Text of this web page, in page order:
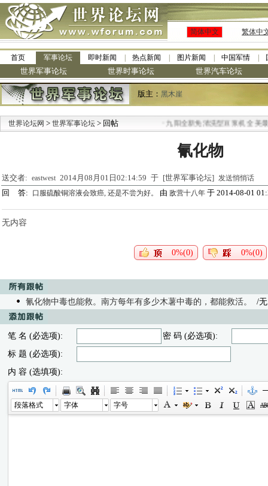
简体中文 繁体中
首页 军事论坛 即时新闻 热点新闻 图片新闻 中国军情
世界军事论坛 世界时事论坛 世界汽车论坛
版主： 黑木崖
世界论坛网 > 世界军事论坛 > 回帖 九阳全新免清洗型豆浆机 全美最低
氰化物
送交者: eastwest 2014月08月01日02:14:59 于 [世界军事论坛] 发送悄悄话
回 答: 口服硫酸铜溶液会致癌, 还是不尝为好。 由 敌营十八年 于 2014-08-01
无内容
0%(0) 0%(0)
氰化物中毒也能救。南方每年有多少木薯中毒的，都能救活。 /
笔 名 (必选项):
密 码 (必选项):
标 题 (必选项):
内 容 (选填项):
段落格式 字体 字号